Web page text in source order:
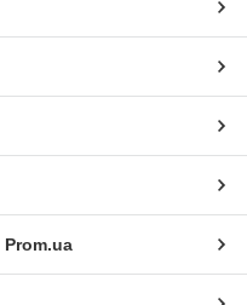
Prom.ua